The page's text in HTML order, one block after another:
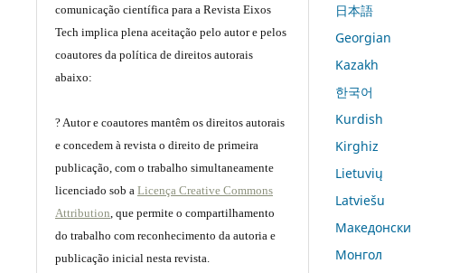
comunicação científica para a Revista Eixos
Tech implica plena aceitação pelo autor e pelos
coautores da política de direitos autorais
abaixo:
? Autor e coautores mantêm os direitos autorais
e concedem à revista o direito de primeira
publicação, com o trabalho simultaneamente
licenciado sob aLicença Creative Commons
Attribution, que permite o compartilhamento
do trabalho com reconhecimento da autoria e
publicação inicial nesta revista.
日本語
Georgian
Kazakh
한국어
Kurdish
Kirghiz
Lietuvių
Latviešu
Македонски
Монгол